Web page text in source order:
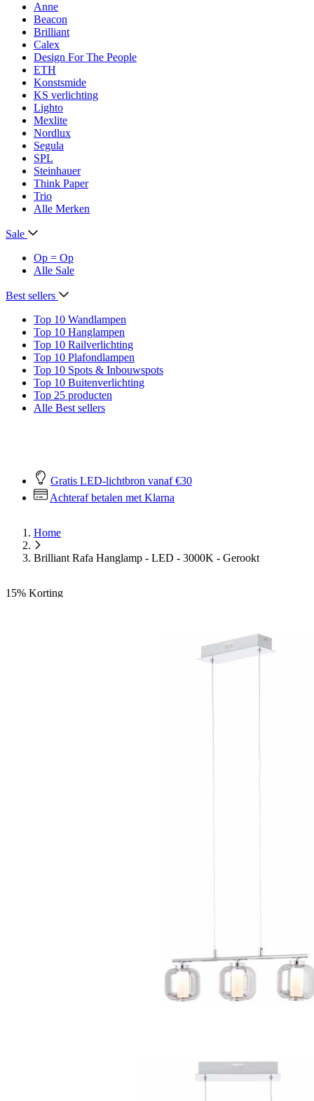
Anne
Beacon
Brilliant
Calex
Design For The People
ETH
Konstsmide
KS verlichting
Lighto
Mexlite
Nordlux
Segula
SPL
Steinhauer
Think Paper
Trio
Alle Merken
Sale
Op = Op
Alle Sale
Best sellers
Top 10 Wandlampen
Top 10 Hanglampen
Top 10 Railverlichting
Top 10 Plafondlampen
Top 10 Spots & Inbouwspots
Top 10 Buitenverlichting
Top 25 producten
Alle Best sellers
Gratis LED-lichtbron vanaf €30
Achteraf betalen met Klarna
Home
Brilliant Rafa Hanglamp - LED - 3000K - Gerookt
15% Korting